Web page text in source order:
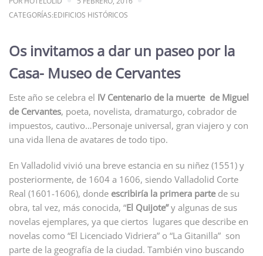
CATEGORÍAS:EDIFICIOS HISTÓRICOS
Os invitamos a dar un paseo por la
Casa- Museo de Cervantes
Este año se celebra el IV Centenario de la muerte de Miguel
de Cervantes, poeta, novelista, dramaturgo, cobrador de
impuestos, cautivo…Personaje universal, gran viajero y con
una vida llena de avatares de todo tipo.
En Valladolid vivió una breve estancia en su niñez (1551) y
posteriormente, de 1604 a 1606, siendo Valladolid Corte
Real (1601-1606), donde escribiría la primera partede su
obra, tal vez, más conocida, “El Quijote”y algunas de sus
novelas ejemplares, ya que ciertos lugares que describe en
novelas como “El Licenciado Vidriera” o “La Gitanilla” son
parte de la geografía de la ciudad. También vino buscando